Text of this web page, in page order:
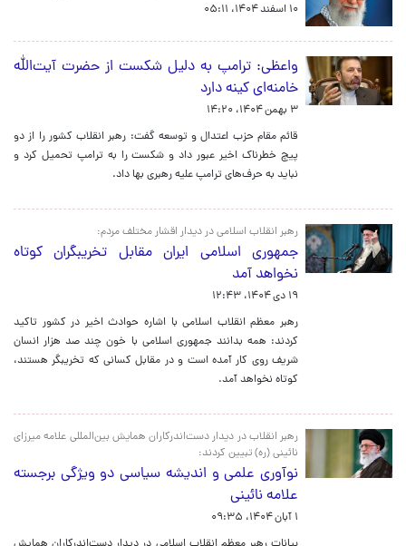
۱۰ اسفند ۱۴۰۴، ۰۵:۱۱
واعظی: ترامپ به دلیل شکست از حضرت آیت‌الله
خامنه‌ای کینه دارد
۳ بهمن ۱۴۰۴، ۱۴:۲۰
قائم مقام حزب اعتدال و توسعه گفت: رهبر انقلاب کشور را از دو
پیچ خطرناک اخیر عبور داد و شکست را به ترامپ تحمیل کرد و
نباید به حرف‌های ترامپ علیه رهبری بها داد.
رهبر انقلاب اسلامی در دیدار اقشار مختلف مردم:
جمهوری اسلامی ایران مقابل تخریبگران کوتاه
نخواهد آمد
۱۹ دی ۱۴۰۴، ۱۲:۴۳
رهبر معظم انقلاب اسلامی با اشاره حوادث اخیر در کشور تاکید
کردند: همه بدانند جمهوری اسلامی با خون چند صد هزار انسان
شریف روی کار آمده است و در مقابل کسانی که تخریبگر هستند،
کوتاه نخواهد آمد.
رهبر انقلاب در دیدار دست‌اندرکاران همایش بین‌المللی علامه میرزای
نائینی (ره) تبیین کردند:
نوآوری علمی و اندیشه سیاسی دو ویژگی برجسته
علامه نائینی
۱ آبان ۱۴۰۴، ۰۹:۳۵